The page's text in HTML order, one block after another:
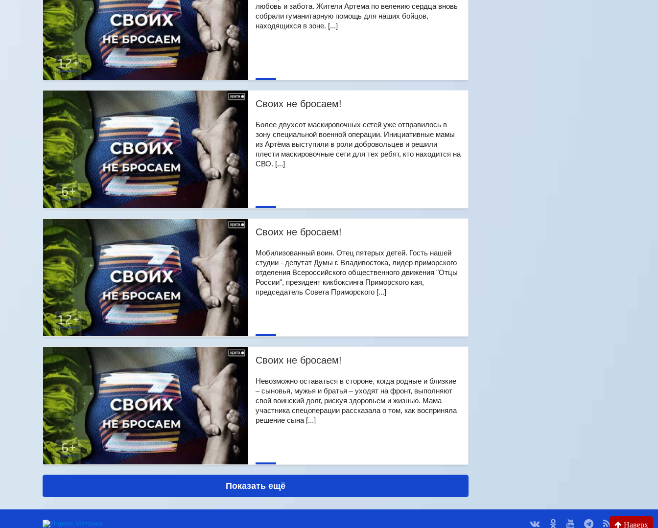
любовь и забота. Жители Артема по велению сердца вновь
собрали гуманитарную помощь для наших бойцов,
находящихся в зоне. [...]
Своих не бросаем!
Более двухсот маскировочных сетей уже отправилось в
зону специальной военной операции. Инициативные мамы
из Артёма выступили в роли добровольцев и решили
плести маскировочные сети для тех ребят, кто находится на
СВО. [...]
Своих не бросаем!
Мобилизованный воин. Отец пятерых детей. Гость нашей
студии - депутат Думы г. Владивостока, лидер приморского
отделения Всероссийского общественного движения "Отцы
России", президент кикбоксинга Приморского кая,
председатель Совета Приморского [...]
Своих не бросаем!
Невозможно оставаться в стороне, когда родные и близкие
– сыновья, мужья и братья – уходят на фронт, выполняют
свой воинский долг, рискуя здоровьем и жизнью. Мама
участника спецоперации рассказала о том, как восприняла
решение сына [...]
Показать ещё
Наверх